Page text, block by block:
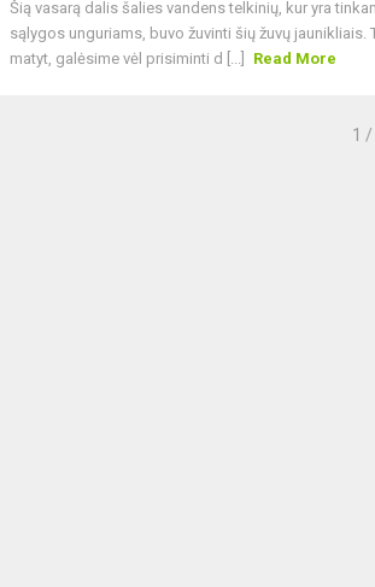
Šią vasarą dalis šalies vandens telkinių, kur yra
sąlygos unguriams, buvo žuvinti šių žuvų jaunikliais.
matyt, galėsime vėl prisiminti d [...]
Read More
1 /